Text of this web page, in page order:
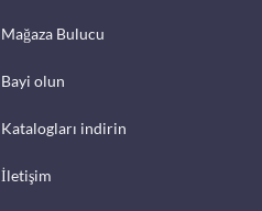
Mağaza Bulucu
Bayi olun
Katalogları indirin
İletişim